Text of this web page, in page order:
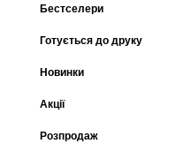
Бестселери
Готується до друку
Новинки
Акції
Розпродаж